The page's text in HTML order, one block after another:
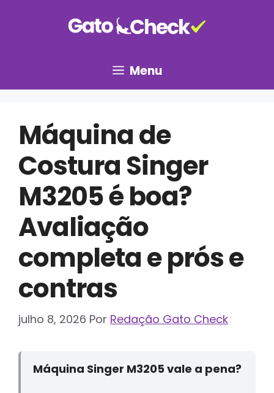
Menu
Máquina de
Costura Singer
M3205 é boa?
Avaliação
completa e prós e
contras
julho 8, 2026 Por Redação Gato Check
Máquina Singer M3205 vale a pena?